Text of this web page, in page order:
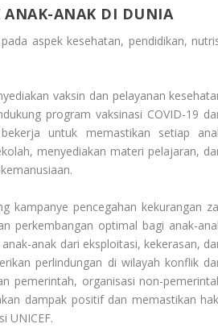
ANAK-ANAK DI DUNIA
aspek kesehatan, pendidikan,
vaksin dan pelayanan
program vaksinasi COVID-19
untuk memastikan setiap
menyediakan materi pelajaran,
kampanye pencegahan kekurangan
perkembangan optimal bagi anak-
anak dari eksploitasi, kekerasan,
perlindungan di wilayah konflik
pemerintah, organisasi non-
dampak positif dan memastikan
UNICEF.